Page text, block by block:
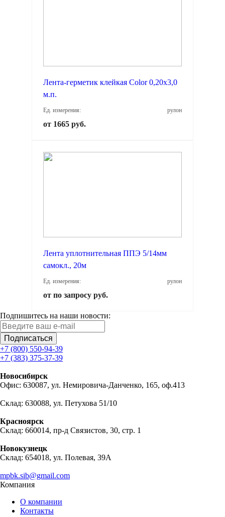
Лента-герметик клейкая Color 0,20х3,0
м.п.
Ед. измерения: рулон
от 1665 руб.
Лента уплотнительная ППЭ 5/14мм
самокл., 20м
Ед. измерения: рулон
от по запросу руб.
Подпишитесь на наши новости:
Подписаться
+7 (800) 550-94-39
+7 (383) 375-37-39
Новосибирск
Офис: 630087, ул. Немировича-Данченко, 165, оф.413
Склад: 630088, ул. Петухова 51/10
Красноярск
Склад: 660014, пр-д Связистов, 30, стр. 1
Новокузнецк
Склад: 654018, ул. Полевая, 39А
mpbk.sib@gmail.com
Компания
О компании
Контакты